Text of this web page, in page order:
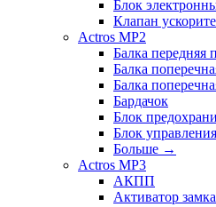
Блок
Клапан
Actros MP2
Балка передняя
Балка
Балка
Бардачок
Блок
Блок
Больше →
Actros MP3
АКПП
Активатор